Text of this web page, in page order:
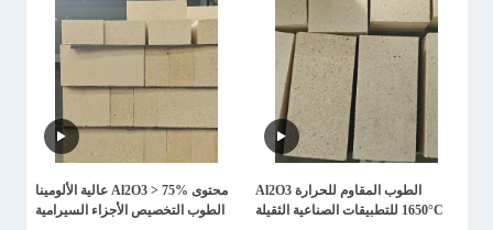
الطوب المقاوم للحرارة Al2O3
1650°C للتطبيقات الصناعية الثقيلة
محتوى Al2O3 > 75% عالية الألومينا
الطوب التخصيص الأجزاء السيرامية